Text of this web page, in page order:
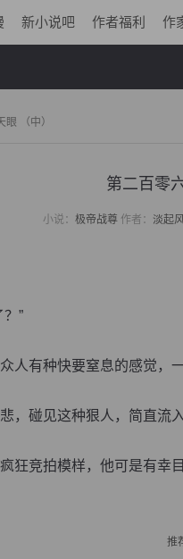
新小说吧 作者福利 作
（中）
第二百零
小说： 极帝战尊作者： 淡起
”
有种快要窒息的感觉，
碰见这种狠人，简直流
竞拍模样，他可是有幸
推